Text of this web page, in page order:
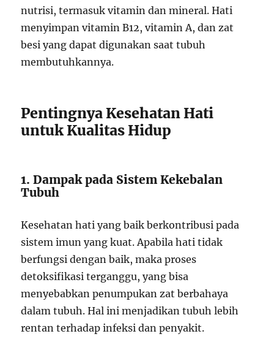
nutrisi, termasuk vitamin dan mineral. Hati
menyimpan vitamin B12, vitamin A, dan zat
besi yang dapat digunakan saat tubuh
membutuhkannya.
Pentingnya Kesehatan Hati
untuk Kualitas Hidup
1. Dampak pada Sistem Kekebalan
Tubuh
Kesehatan hati yang baik berkontribusi pada
sistem imun yang kuat. Apabila hati tidak
berfungsi dengan baik, maka proses
detoksifikasi terganggu, yang bisa
menyebabkan penumpukan zat berbahaya
dalam tubuh. Hal ini menjadikan tubuh lebih
rentan terhadap infeksi dan penyakit.